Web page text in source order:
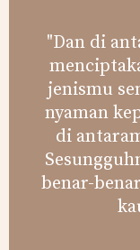
"Dan di
jenismu
nyaman
di
benar-